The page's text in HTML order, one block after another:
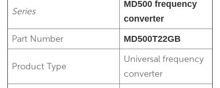
Series
MD500 frequency
converter
Part Number MD500T22GB
Product Type
Universal frequency
converter